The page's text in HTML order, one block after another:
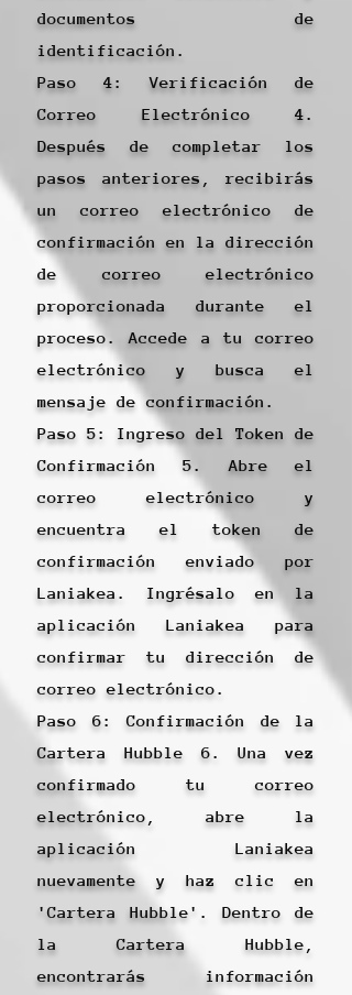
documentos de
identificación.
Paso 4: Verificación de
Correo Electrónico 4.
Después de completar los
pasos anteriores, recibirás
un correo electrónico de
confirmación en la dirección
de correo electrónico
proporcionada durante el
proceso. Accede a tu correo
electrónico y busca el
mensaje de confirmación.
Paso 5: Ingreso del Token de
Confirmación 5. Abre el
correo electrónico y
encuentra el token de
confirmación enviado por
Laniakea. Ingrésalo en la
aplicación Laniakea para
confirmar tu dirección de
correo electrónico.
Paso 6: Confirmación de la
Cartera Hubble 6. Una vez
confirmado tu correo
electrónico, abre la
aplicación Laniakea
nuevamente y haz clic en
'Cartera Hubble'. Dentro de
la Cartera Hubble,
encontrarás información